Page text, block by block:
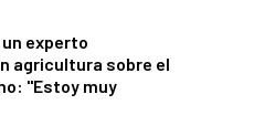
experto
agricultura sobre el
"Estoy muy